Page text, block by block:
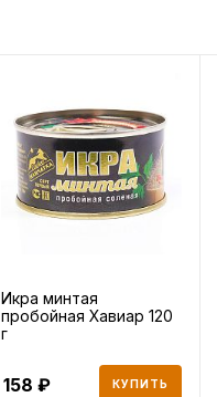
Икра минтая
пробойная Хавиар 120
г
158 КУПИТЬ